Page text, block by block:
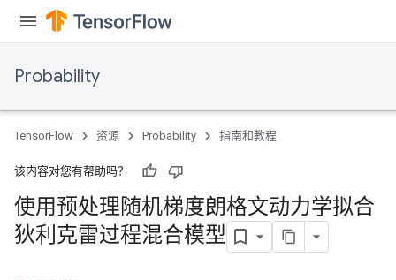
Probability
TensorFlow 资源 Probability 指南和教程
该内容对您有帮助吗？
使用预处理随机梯度朗格文动力学拟合
狄利克雷过程混合模型